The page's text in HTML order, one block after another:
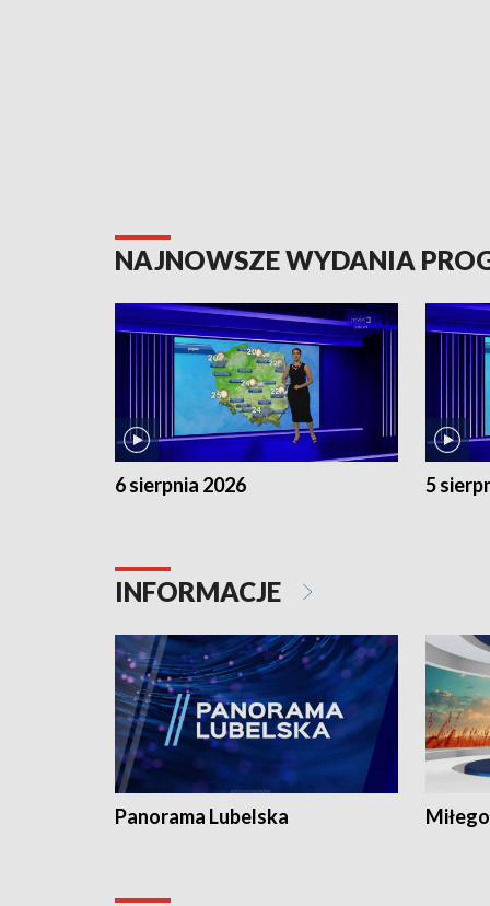
NAJNOWSZE WYDANIA
6 sierpnia 2026 5
INFORMACJE
Panorama Lubelska